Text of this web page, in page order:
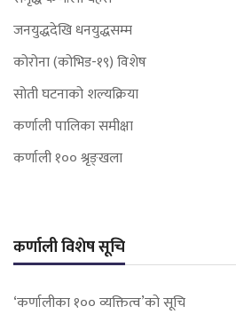
जनयुद्धदेखि धनयुद्धसम्म
कोरोना (कोभिड-१९) विशेष
सोती घटनाको शल्यक्रिया
कर्णाली पालिका समीक्षा
कर्णाली १०० श्रृङ्खला
कर्णाली विशेष सूचि
‘कर्णालीका १०० व्यक्तित्व’को सूचि